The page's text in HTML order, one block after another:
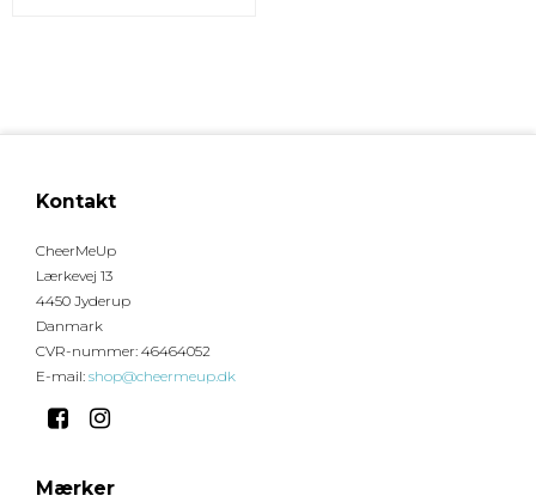
Kontakt
CheerMeUp
Lærkevej 13
4450 Jyderup
Danmark
CVR-nummer: 46464052
E-mail: shop@cheermeup.dk
Mærker